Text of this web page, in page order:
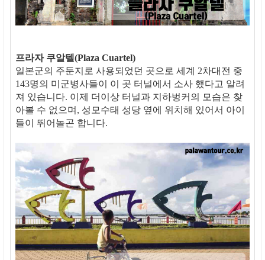
프라자 쿠알텔(Plaza Cuartel)
일본군의 주둔지로 사용되었던 곳으로 세계 2차대전 중
143명의 미군병사들이 이 곳 터널에서 소사 했다고 알려
져 있습니다. 이제 더이상 터널과 지하벙커의 모습은 찾
아볼 수 없으며, 성모수태 성당 옆에 위치해 있어서 아이
들이 뛰어놀곤 합니다.